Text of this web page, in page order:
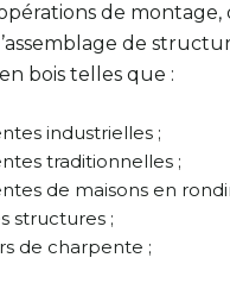
de montage,
de
bois telles que :
industrielles ;
traditionnelles ;
de maisons en
structures ;
de charpente ;